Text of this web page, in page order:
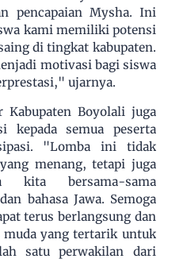
pencapaian Mysha. Ini
kami memiliki potensi
di tingkat kabupaten.
motivasi bagi siswa
ujarnya.
Kabupaten Boyolali juga
kepada semua peserta
"Lomba ini tidak
menang, tetapi juga
kita bersama-sama
bahasa Jawa. Semoga
terus berlangsung dan
muda yang tertarik untuk
satu perwakilan dari